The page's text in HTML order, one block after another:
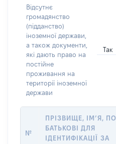
Відсутнє
громадянство
(підданство)
іноземної держави,
а також документи,
які дають право на
постійне
проживання на
території іноземної
держави
Так
№
ПРІЗВИЩЕ, ІМ’Я, ПО
БАТЬКОВІ ДЛЯ
ІДЕНТИФІКАЦІЇ ЗА